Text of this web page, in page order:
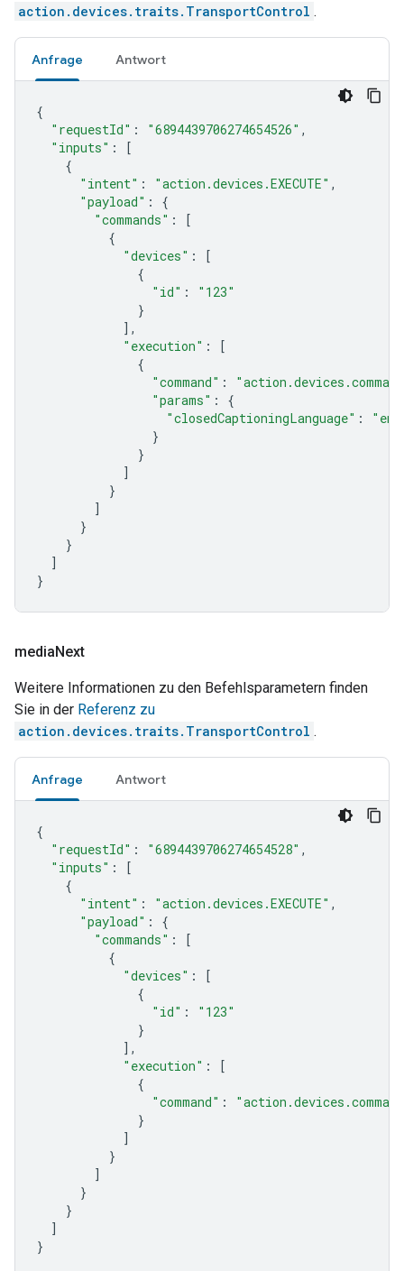
action.devices.traits.TransportControl .
Anfrage Antwort
{
"requestId" : "6894439706274654526" ,
"inputs" :
[
{
"intent" : "action.devices.EXECUTE" ,
"payload" :
{
"commands" :
[
{
"devices" :
[
{
"id" :
"123"
}
],
"execution" :
[
{
"command" :
"params" :
{
"closedCaptioningLanguage" :
"en"
}
}
]
}
]
}
}
]
}
mediaNext
Weitere Informationen zu den Befehlsparametern finden
Sie in der Referenz zu
action.devices.traits.TransportControl .
Anfrage Antwort
{
"requestId" : "6894439706274654528" ,
"inputs" :
[
{
"intent" : "action.devices.EXECUTE" ,
"payload" :
{
"commands" :
[
{
"devices" :
[
{
"id" :
"123"
}
],
"execution" :
[
{
"command" :
}
]
}
]
}
}
]
}